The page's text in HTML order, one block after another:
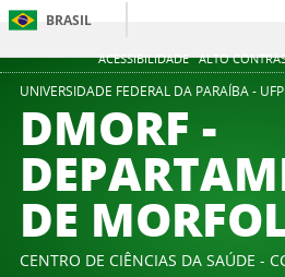
ACESSIBILIDADE ALTO
BRASIL
UNIVERSIDADE FEDERAL DA PARAÍBA -
DMORF -
DE
CENTRO DE CIÊNCIAS DA SAÚDE -